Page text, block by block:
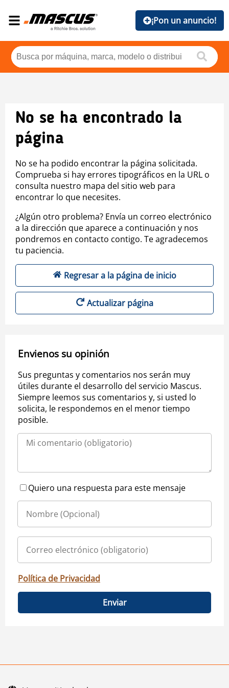
¡Pon un anuncio!
No se ha encontrado la
página
No se ha podido encontrar la página solicitada.
Comprueba si hay errores tipográficos en la URL o
consulta nuestro mapa del sitio web para
encontrar lo que necesites.
¿Algún otro problema? Envía un correo electrónico
a la dirección que aparece a continuación y nos
pondremos en contacto contigo. Te agradecemos
tu paciencia.
Regresar a la página de inicio
Actualizar página
Envienos su opinión
Sus preguntas y comentarios nos serán muy
útiles durante el desarrollo del servicio Mascus.
Siempre leemos sus comentarios y, si usted lo
solicita, le respondemos en el menor tiempo
posible.
Quiero una respuesta para este mensaje
Política de Privacidad
Enviar